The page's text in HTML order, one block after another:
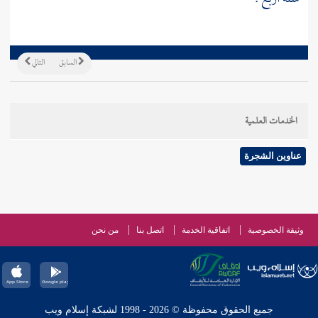
التالي السابق
الخدمات العلمية
عناوين الشجرة
وثيقة الخصوصية اتفاقية الخدمة اتصل بنا من نحن
جميع الحقوق محفوظة © 2026 - 1998 لشبكة إسلام ويب